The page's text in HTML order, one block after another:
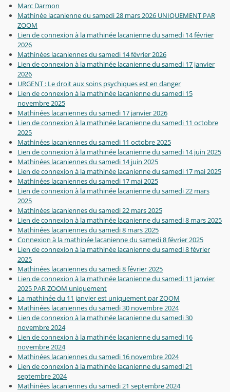
Marc Darmon
Mathinée lacanienne du samedi 28 mars 2026 UNIQUEMENT PAR
ZOOM
Lien de connexion à la mathinée lacanienne du samedi 14 février
2026
Mathinées lacaniennes du samedi 14 février 2026
Lien de connexion à la mathinée lacanienne du samedi 17 janvier
2026
URGENT : Le droit aux soins psychiques est en danger
Lien de connexion à la mathinée lacanienne du samedi 15
novembre 2025
Mathinées lacaniennes du samedi 17 janvier 2026
Lien de connexion à la mathinée lacanienne du samedi 11 octobre
2025
Mathinées lacaniennes du samedi 11 octobre 2025
Lien de connexion à la mathinée lacanienne du samedi 14 juin 2025
Mathinées lacaniennes du samedi 14 juin 2025
Lien de connexion à la mathinée lacanienne du samedi 17 mai 2025
Mathinées lacaniennes du samedi 17 mai 2025
Lien de connexion à la mathinée lacanienne du samedi 22 mars
2025
Mathinées lacaniennes du samedi 22 mars 2025
Lien de connexion à la mathinée lacanienne du samedi 8 mars 2025
Mathinées lacaniennes du samedi 8 mars 2025
Connexion à la mathinée lacanienne du samedi 8 février 2025
Lien de connexion à la mathinée lacanienne du samedi 8 février
2025
Mathinées lacaniennes du samedi 8 février 2025
Lien de connexion à la mathinée lacanienne du samedi 11 janvier
2025 PAR ZOOM uniquement
La mathinée du 11 janvier est uniquement par ZOOM
Mathinées lacaniennes du samedi 30 novembre 2024
Lien de connexion à la mathinée lacanienne du samedi 30
novembre 2024
Lien de connexion à la mathinée lacanienne du samedi 16
novembre 2024
Mathinées lacaniennes du samedi 16 novembre 2024
Lien de connexion à la mathinée lacanienne du samedi 21
septembre 2024
Mathinées lacaniennes du samedi 21 septembre 2024